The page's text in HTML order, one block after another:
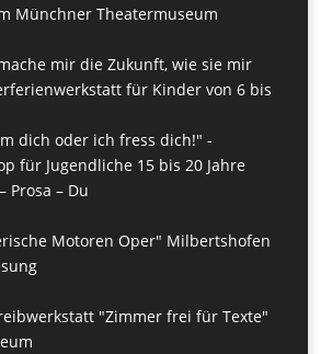
Münchner Theatermuseum
mir die Zukunft, wie sie mir
für Kinder von 6 bis
dich oder ich fress dich!" -
für Jugendliche 15 bis 20 Jahre
Prosa – Du
Motoren Oper" Milbertshofen
"Zimmer frei für Texte"